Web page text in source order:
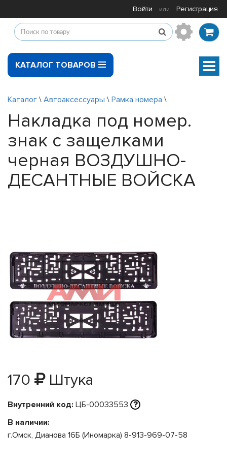
Войти или Регистрация
КАТАЛОГ ТОВАРОВ
Каталог \ Автоаксессуары \ Рамка номера \
Накладка под номер.
знак с защелками
черная ВОЗДУШНО-
ДЕСАНТНЫЕ ВОЙСКА
170 Штука
Внутренний код: ЦБ-00033553
В наличии:
г.Омск, Дианова 16Б (Иномарка) 8-913-969-07-58